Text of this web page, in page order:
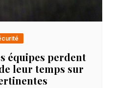
équipes perdent
leur temps sur